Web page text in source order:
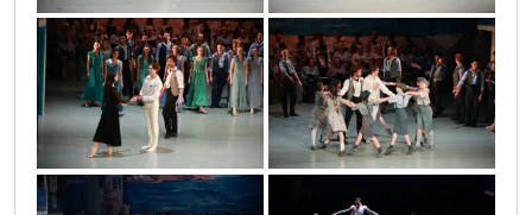
vla_5692 vla_5694